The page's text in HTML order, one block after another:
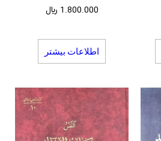
1.800.000 ﷼
اطلاعات بیشتر